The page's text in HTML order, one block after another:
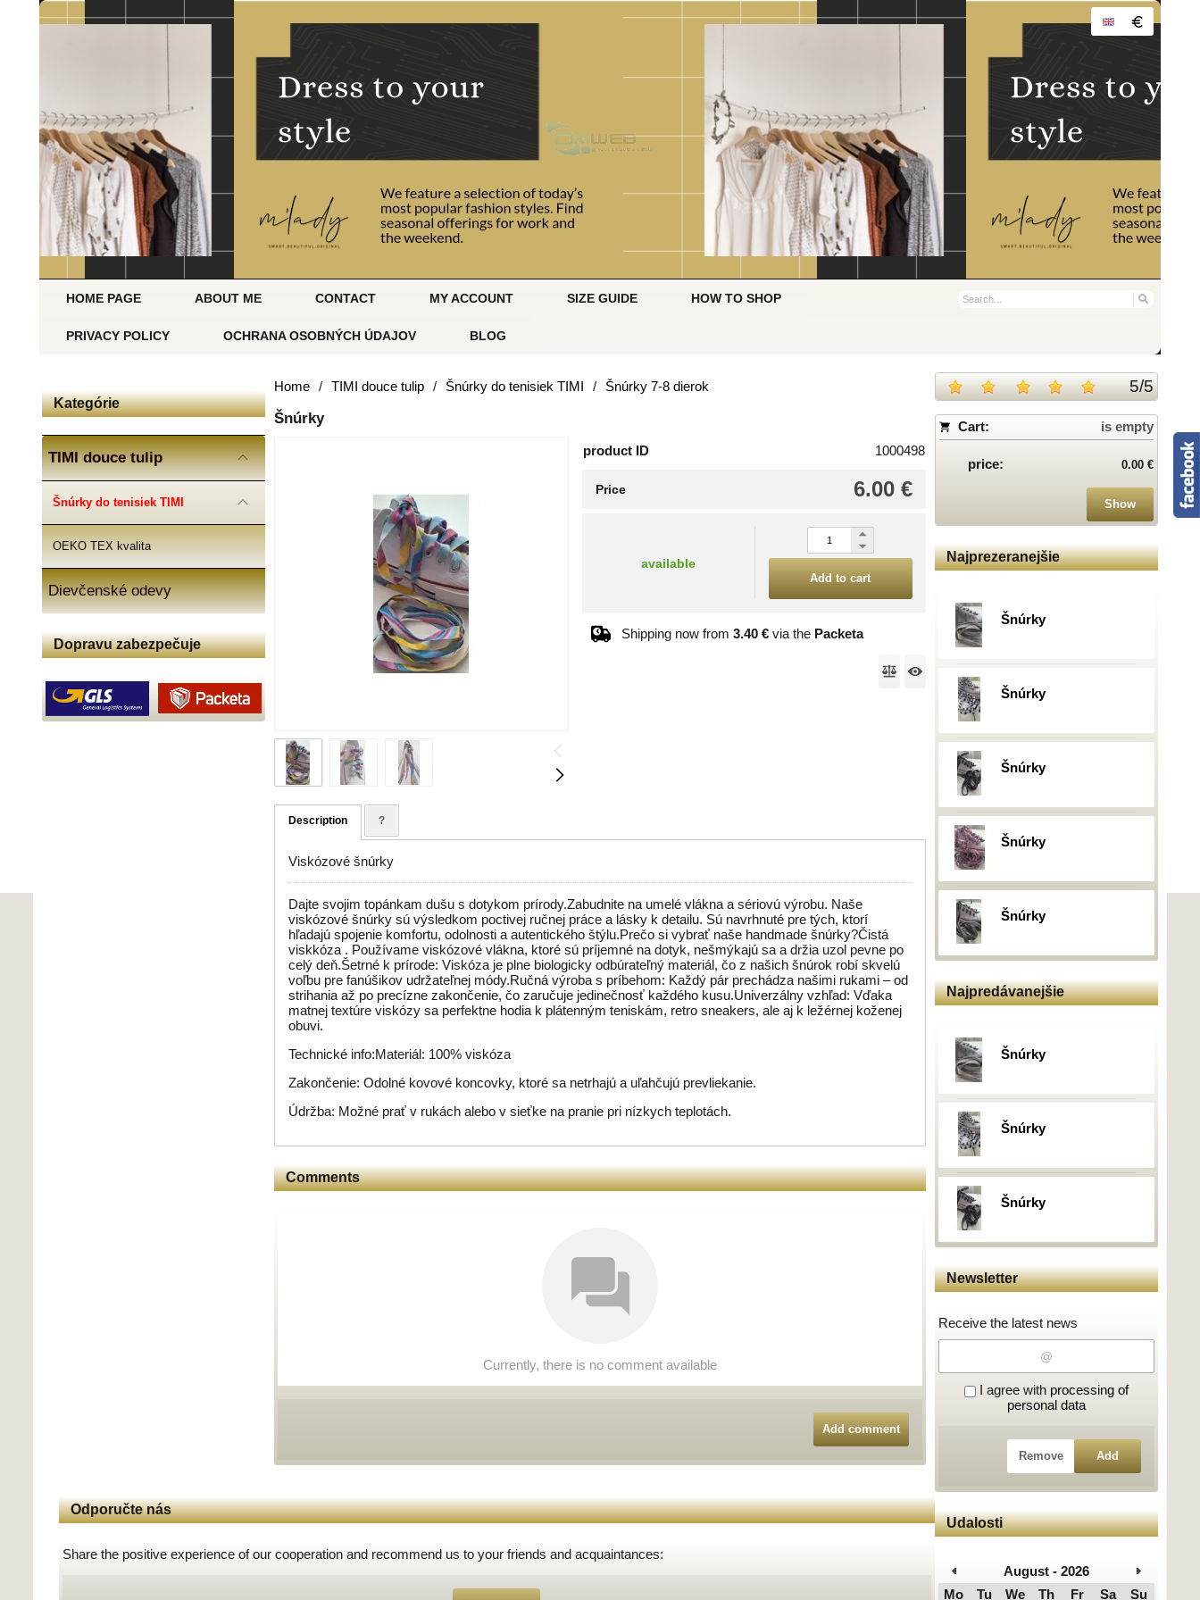
HOME PAGE ABOUT ME CONTACT MY ACCOUNT SIZE GUIDE HOW TO SHOP
PRIVACY POLICY OCHRANA OSOBNÝCH ÚDAJOV BLOG
Kategórie
TIMI douce tulip
Šnúrky do tenisiek TIMI
OEKO TEX kvalita
Dievčenské odevy
Dopravu zabezpečuje
5/5
Cart: is empty
price: 0.00 €
Show
Najprezeranejšie
Šnúrky
Šnúrky
Šnúrky
Šnúrky
Šnúrky
Najpredávanejšie
Šnúrky
Šnúrky
Šnúrky
Newsletter
Receive the latest news
I agree with processing of
personal data
Remove Add
Udalosti
August - 2026
Mo
Tu We Th Fr Sa
Su
Home / TIMI douce tulip / Šnúrky do tenisiek TIMI / Šnúrky 7-8 dierok
Šnúrky
product ID 1000498
6.00 €
Price
available
Add to cart
Shipping now from 3.40 € via the Packeta
Description ?
Viskózové šnúrky
Dajte svojim topánkam dušu s dotykom prírody.Zabudnite na umelé vlákna a sériovú výrobu. Naše
viskózové šnúrky sú výsledkom poctivej ručnej práce a lásky k detailu. Sú navrhnuté pre tých, ktorí
hľadajú spojenie komfortu, odolnosti a autentického štýlu.Prečo si vybrať naše handmade šnúrky?Čistá
viskkóza . Používame viskózové vlákna, ktoré sú príjemné na dotyk, nešmýkajú sa a držia uzol pevne po
celý deň.Šetrné k prírode: Viskóza je plne biologicky odbúrateľný materiál, čo z našich šnúrok robí skvelú
voľbu pre fanúšikov udržateľnej módy.Ručná výroba s príbehom: Každý pár prechádza našimi rukami – od
strihania až po precízne zakončenie, čo zaručuje jedinečnosť každého kusu.Univerzálny vzhľad: Vďaka
matnej textúre viskózy sa perfektne hodia k plátenným teniskám, retro sneakers, ale aj k ležérnej koženej
obuvi.
Technické info:Materiál: 100% viskóza
Zakončenie: Odolné kovové koncovky, ktoré sa netrhajú a uľahčujú prevliekanie.
Údržba: Možné prať v rukách alebo v sieťke na pranie pri nízkych teplotách.
Comments
Currently, there is no comment available
Add comment
Odporučte nás
Share the positive experience of our cooperation and recommend us to your friends and acquaintances: